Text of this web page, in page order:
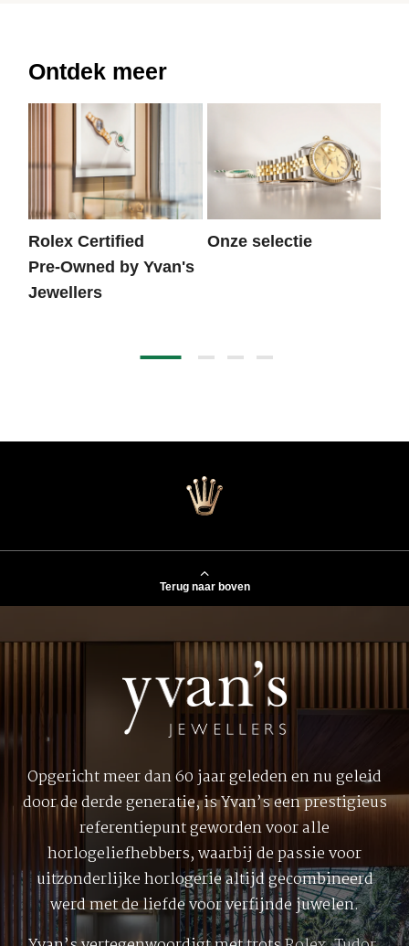
Ontdek meer
Rolex Certified
Pre‑Owned by Yvan's
Jewellers
Onze selectie
Terug naar boven
Opgericht meer dan 60 jaar geleden en nu geleid
door de derde generatie, is Yvan’s een prestigieus
referentiepunt geworden voor alle
horlogeliefhebbers, waarbij de passie voor
uitzonderlijke horlogerie altijd gecombineerd
werd met de liefde voor verfijnde juwelen.